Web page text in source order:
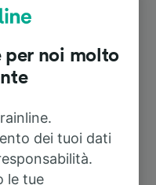
viaggiatori
chi utilizza i nostri
per noi molto
dei tuoi dati
le tue